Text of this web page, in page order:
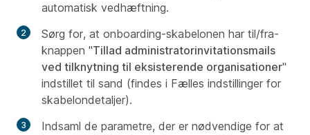
automatisk vedhæftning.
Sørg for, at onboarding-skabelonen har til/fra-
knappen "Tillad administratorinvitationsmails
ved tilknytning til eksisterende organisationer"
indstillet til sand (findes i Fælles indstillinger for
skabelondetaljer).
Indsaml de parametre, der er nødvendige for at